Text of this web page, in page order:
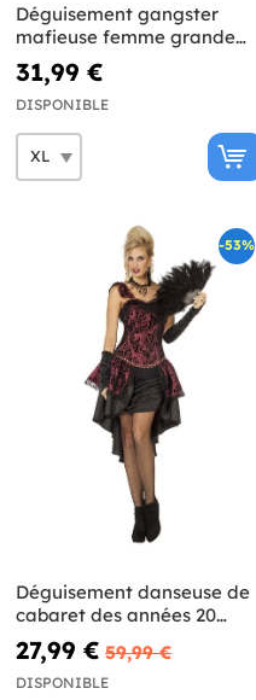
Déguisement gangster
mafieuse femme grande
taille
31,99 €
DISPONIBLE
-53%
Déguisement danseuse de
cabaret des années 20
grenat femme
27,99 € 59,99 €
DISPONIBLE